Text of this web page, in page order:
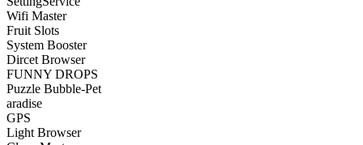
Wifi Master
Fruit Slots
System Booster
Dircet Browser
FUNNY DROPS
Puzzle Bubble-Pet
aradise
GPS
Light Browser